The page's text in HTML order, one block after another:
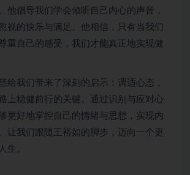
他倡导我们学会倾听自己内心的声音，
视的快乐与满足。他相信，只有当我们
重自己的感受，我们才能真正地实现健
给我们带来了深刻的启示：调适心态，
上稳健前行的关键。通过识别与应对心
更好地掌控自己的情绪与思想，实现内
让我们跟随王裕如的脚步，迈向一个更
生。